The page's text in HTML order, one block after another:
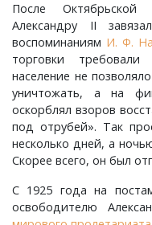
После Октябрьской
Александру II
воспоминаниям И. Ф.
торговки
население не
уничтожать, а на
оскорблял взоров
под отрубей». Так
несколько дней, а
Скорее всего, он был
С 1925 года на
освободителю
Чернецкое, село
Шарапово, деревня
Шеина, деревня
Шимонова, деревня
Юрцево, деревня
Путятино, деревня
Раменье, деревня
Сарыево, село
Сергеево, деревня
Сергиевы Горки, село
Цикуль, село
Шевертни, деревня
Якимец, поселок
Дворики, деревня
Дмитриково, деревня
Епишово, деревня
Зауичье, деревня
Ивановская, деревня
Мелехово, поселок
Меховицы, село
Милиново, село
Мисайлово, деревня
Новый, поселок
Тимошкино, село
Тонково, деревня
Флорищи, село
Мильдево, деревня
Окшово, деревня
Песочная, деревня
Просеницы, село
Пьянгус, село
Пестенькино, деревня
Савково, деревня
Саксино, деревня
Талызино, деревня
Татарово, село
Перново, деревня
Петушки, город
Покров, город
Старые Омутищи,
Старые Петушки,
Перебор, деревня
Прокошиха, деревня
Рождествено, село
Семеновское, село
Собинка, город
Разлукино, деревня
Рычково, деревня
Сеславское, село
Спас-Купалище, село
Судогда, город
Порецкое, село
Пустой Ярославль,
Романово, село
Садовый, поселок
Сновицы, село
Ратислово, село
Сима, село
Федоровское, село
Федосьино, село
Чувашиха, деревня